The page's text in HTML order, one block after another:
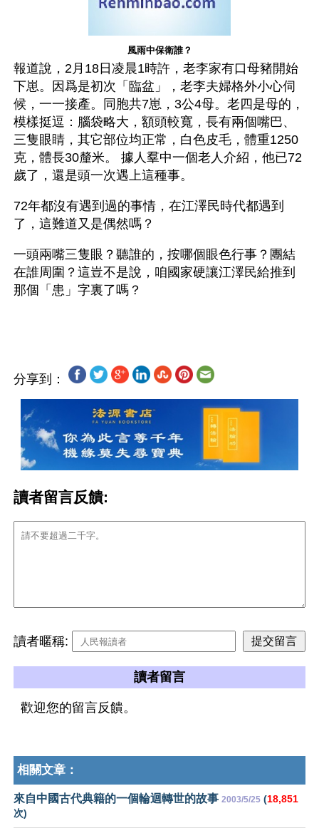
風雨中保衛誰？
報道說，2月18日凌晨1時許，老李家有口母豬開始
下崽。因爲是初次「臨盆」，老李夫婦格外小心伺
候，一一接產。同胞共7崽，3公4母。老四是母的，
模樣挺逗：腦袋略大，額頭較寬，長有兩個嘴巴、
三隻眼睛，其它部位均正常，白色皮毛，體重1250
克，體長30釐米。 據人羣中一個老人介紹，他已72
歲了，還是頭一次遇上這種事。
72年都沒有遇到過的事情，在江澤民時代都遇到
了，這難道又是偶然嗎？
一頭兩嘴三隻眼？聽誰的，按哪個眼色行事？團結
在誰周圍？這豈不是說，咱國家硬讓江澤民給推到
那個「患」字裏了嗎？
分享到：
讀者留言反饋:
讀者暱稱:
讀者留言
歡迎您的留言反饋。
相關文章：
來自中國古代典籍的一個輪迴轉世的故事 2003/5/25 (18,851
次)